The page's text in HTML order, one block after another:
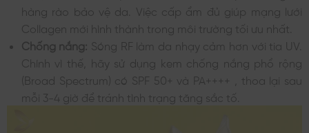
hàng rào bảo vệ da. Việc cấp ẩm đủ giúp mạng lưới
Collagen mới hình thành trong môi trường tối ưu nhất.
Chống nắng: Sóng RF làm da nhạy cảm hơn với tia UV.
Chính vì thế, hãy sử dụng kem chống nắng phổ rộng
(Broad Spectrum) có SPF 50+ và PA++++ , thoa lại sau
mỗi 3-4 giờ để tránh tình trạng tăng sắc tố.